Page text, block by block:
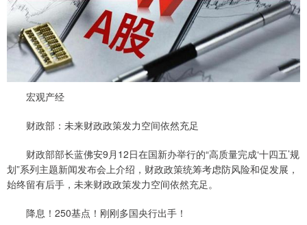
宏观产经
财政部：未来财政政策发力空间依然充足
财政部部长蓝佛安9月12日在国新办举行的“高质量完成‘十四五’规
划”系列主题新闻发布会上介绍，财政政策统筹考虑防风险和促发展，
始终留有后手，未来财政政策发力空间依然充足。
降息！250基点！刚刚多国央行出手！